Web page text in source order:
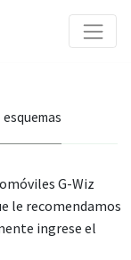
G-Wiz
le recomendamos
ingrese el